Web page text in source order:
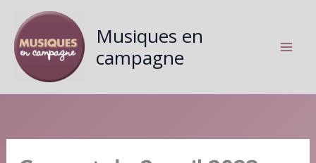
contenu
Musiques en
campagne